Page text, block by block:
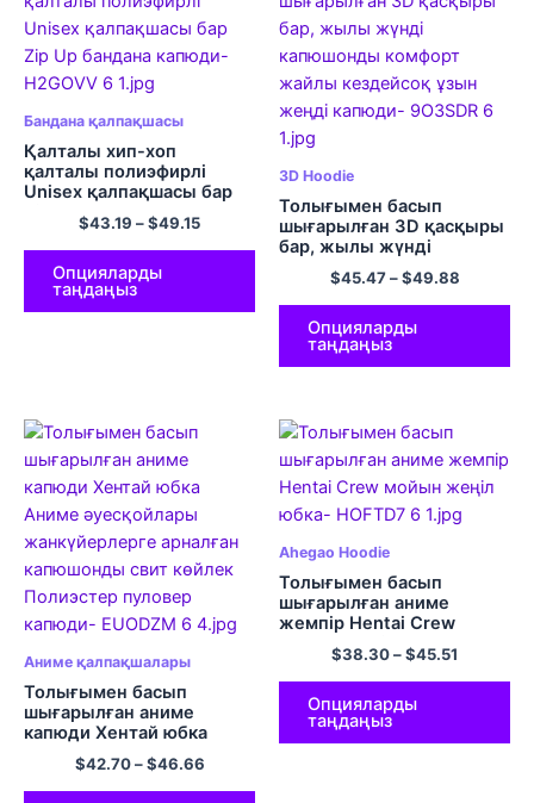
Бандана қалпақшасы
Қалталы хип-хоп
қалталы полиэфирлі
Unisex қалпақшасы бар
Zip Up бандана капюди
$43.19 –$49.15
Опцияларды
таңдаңыз
3D Hoodie
Толығымен басып
шығарылған 3D қасқыры
бар, жылы жүнді
капюшонды комфорт
жайлы кездейсоқ ұзын
жеңді капюди
$45.47–$49.88
Опцияларды
таңдаңыз
Аниме қалпақшалары
Толығымен басып
шығарылған аниме
капюди Хентай юбка
Аниме әуесқойлары
жанкүйерлерге арналған
капюшонды свит көйлек
$42.70–$46.66
Ahegao Hoodie
Толығымен басып
шығарылған аниме
жемпір Hentai Crew
мойын жеңіл юбка
$38.30–$45.51
Опцияларды
таңдаңыз